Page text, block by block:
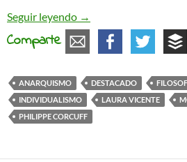
Seguir leyendo Los espacios
→
Comparte
ANARQUISMO DESTACADO
INDIVIDUALISMO
LAURA VICENTE
PHILIPPE CORCUFF